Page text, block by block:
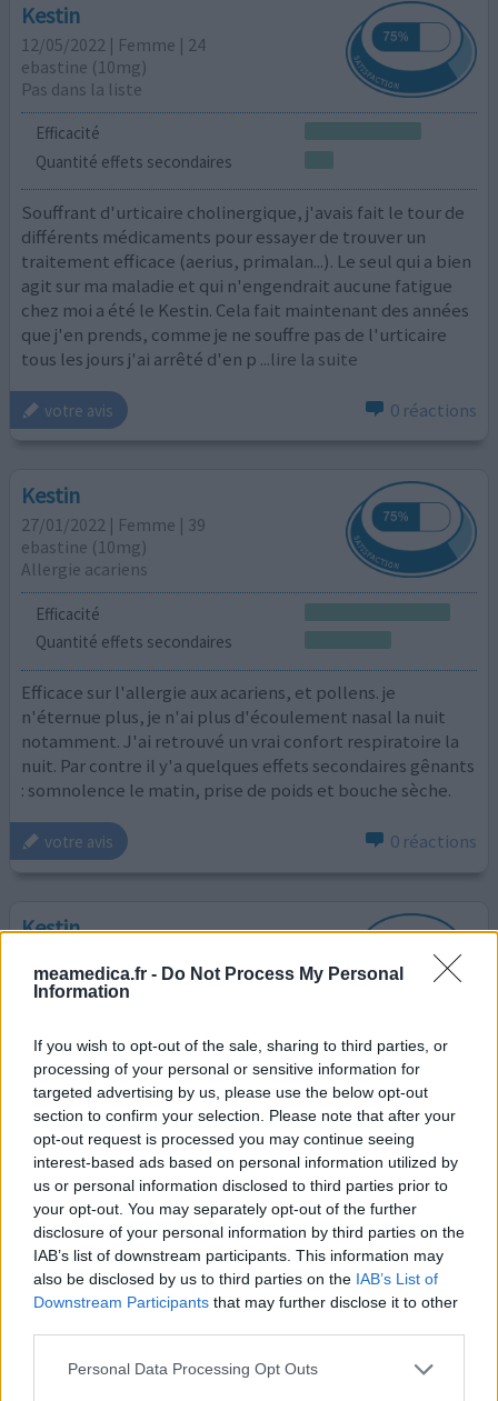
meamedica.fr - Do Not Process My Personal
Information
If you wish to opt-out of the sale, sharing to third parties, or
processing of your personal or sensitive information for
targeted advertising by us, please use the below opt-out
section to confirm your selection. Please note that after your
opt-out request is processed you may continue seeing
interest-based ads based on personal information utilized by
us or personal information disclosed to third parties prior to
your opt-out. You may separately opt-out of the further
disclosure of your personal information by third parties on the
IAB’s list of downstream participants. This information may
also be disclosed by us to third parties on the IAB’s List of
Downstream Participants that may further disclose it to other
Personal Data Processing Opt Outs
Kestin
12/05/2022 | Femme | 24
ebastine (10mg)
Pas dans la liste
Efficacité
Quantité effets secondaires
Souffrant d'urticaire cholinergique, j'avais fait le tour de
différents médicaments pour essayer de trouver un
traitement efficace (aerius, primalan...). Le seul qui a bien
agit sur ma maladie et qui n'engendrait aucune fatigue
chez moi a été le Kestin. Cela fait maintenant des années
que j'en prends, comme je ne souffre pas de l'urticaire
tous les jours j'ai arrêté d'en p ...lire la suite
votre avis 0 réactions
Kestin
27/01/2022 | Femme | 39
ebastine (10mg)
Allergie acariens
Efficacité
Quantité effets secondaires
Efficace sur l'allergie aux acariens, et pollens. je
n'éternue plus, je n'ai plus d'écoulement nasal la nuit
notamment. J'ai retrouvé un vrai confort respiratoire la
nuit. Par contre il y'a quelques effets secondaires gênants
: somnolence le matin, prise de poids et bouche sèche.
votre avis 0 réactions
Kestin
ebastine (10mg)
Allergie
Efficacité
Quantité effets secondaires
Allergie aux pollens et acariens douleurs intestinales et
probable intolérance à l’histamine Ce médicament
fonctionne avec une rapidité extrême sur les pollens
mais pour ma part me provoque insomnie et saignement
de nez … je cherche autre chose du coup
votre avis 0 réactions
Kestin